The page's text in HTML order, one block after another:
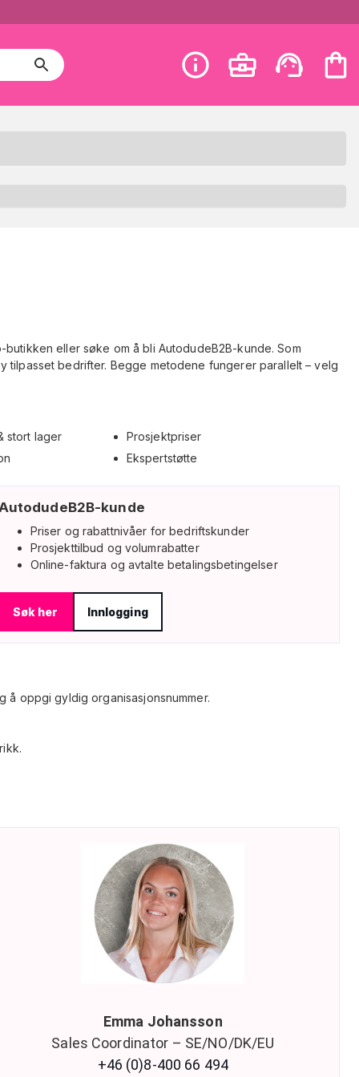
eller søke om å bli AutodudeB2B-kunde. Som
bedrifter. Begge metodene fungerer parallelt – velg
stort lager
Prosjektpriser
Ekspertstøtte
kunde
Priser og rabattnivåer for bedriftskunder
Prosjekttilbud og volumrabatter
Online-faktura og avtalte betalingsbetingelser
Søk her Innlogging
å oppgi gyldig organisasjonsnummer.
Emma Johansson
Sales Coordinator – SE/NO/DK/EU
+46 (0)8-400 66 494